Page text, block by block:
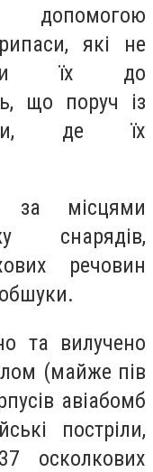
які не
їх до
що поруч із
де їх
місцями
снарядів,
речовин
та вилучено
(майже пів
авіабомб
постріли,
осколкових